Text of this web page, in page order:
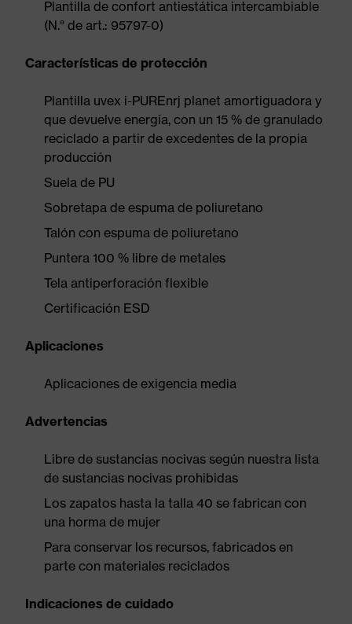
Plantilla de confort antiestática intercambiable
(N.° de art.: 95797-0)
Características de protección
Plantilla uvex i-PUREnrj planet amortiguadora y
que devuelve energía, con un 15 % de granulado
reciclado a partir de excedentes de la propia
producción
Suela de PU
Sobretapa de espuma de poliuretano
Talón con espuma de poliuretano
Puntera 100 % libre de metales
Tela antiperforación flexible
Certificación ESD
Aplicaciones
Aplicaciones de exigencia media
Advertencias
Libre de sustancias nocivas según nuestra lista
de sustancias nocivas prohibidas
Los zapatos hasta la talla 40 se fabrican con
una horma de mujer
Para conservar los recursos, fabricados en
parte con materiales reciclados
Indicaciones de cuidado